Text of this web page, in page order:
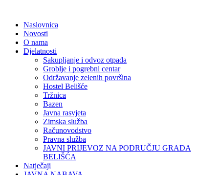
Naslovnica
Novosti
O nama
Djelatnosti
Sakupljanje i odvoz otpada
Groblje i pogrebni centar
Održavanje zelenih površina
Hostel Belišće
Tržnica
Bazen
Javna rasvjeta
Zimska služba
Računovodstvo
Pravna služba
JAVNI PRIJEVOZ NA PODRUČJU GRADA
BELIŠĆA
Natječaji